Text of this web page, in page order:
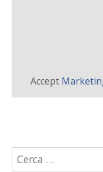
Accept
Ricerca
per: